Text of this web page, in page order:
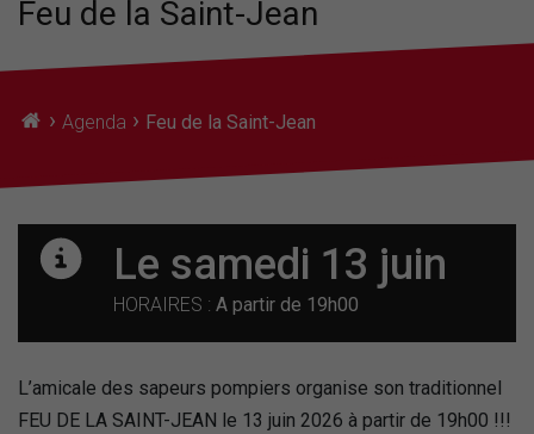
Feu de la Saint-Jean
› Agenda › Feu de la Saint-Jean
Le samedi 13 juin
HORAIRES : A partir de 19h00
L’amicale des sapeurs pompiers organise son traditionnel
FEU DE LA SAINT-JEAN le 13 juin 2026 à partir de 19h00 !!!